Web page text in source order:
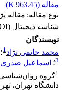
مقاله (963.45 K
)
نوع مقاله: مقاله
شناسه دیجیتال (DOI):
نویسندگان
محمد حاتمی نژاد1؛
3؛ اسماعیل
1گروه
دانشگاه تهران،